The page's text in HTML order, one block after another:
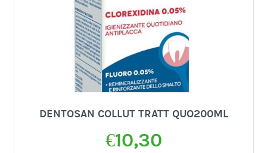
DENTOSAN COLLUT TRATT QUO200ML
€10,30